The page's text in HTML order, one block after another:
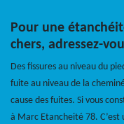
Pour une
chers, adressez-
Des fissures au niveau du
fuite au niveau de la
cause des fuites. Si vous
à Marc Etancheité 78.